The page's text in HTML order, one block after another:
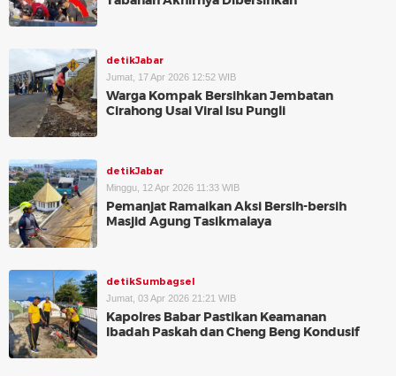
detikJabar
Jumat, 17 Apr 2026 12:52 WIB
Warga Kompak Bersihkan Jembatan
Cirahong Usai Viral Isu Pungli
detikJabar
Minggu, 12 Apr 2026 11:33 WIB
Pemanjat Ramaikan Aksi Bersih-bersih
Masjid Agung Tasikmalaya
detikSumbagsel
Jumat, 03 Apr 2026 21:21 WIB
Kapolres Babar Pastikan Keamanan
Ibadah Paskah dan Cheng Beng Kondusif